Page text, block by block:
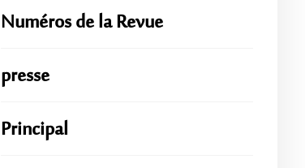
Numéros de la Revue
presse
Principal